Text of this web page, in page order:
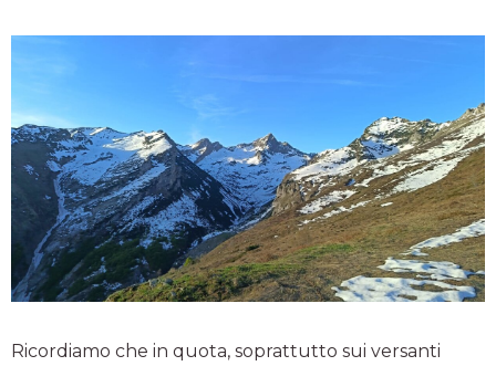
Ricordiamo che in quota, soprattutto sui versanti